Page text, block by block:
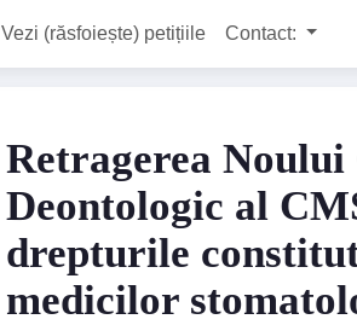
Vezi (răsfoiește) petițiile Contact:
Retragerea Noului
Deontologic al
drepturile
medicilor